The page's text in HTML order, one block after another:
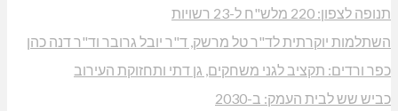
תנופה לצפון: 220 מלש"ח ל-23 רשויות
השתלמות יוקרתית לד"ר טל מרשק, ד"ר יובל גרובר וד"ר דנה כהן
כפר ורדים: תקציב לגני משחקים, גן דתי ותחזוקת העירוב
כביש שש לבית העמק: ב-2030